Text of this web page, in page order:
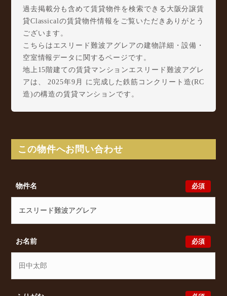
過去掲載分も含めて賃貸物件を検索できる大阪分譲賃
貸Classicalの賃貸物件情報をご覧いただきありがとう
ございます。
こちらはエスリード難波アグレアの建物詳細・設備・
空室情報データに関するページです。
地上15階建ての賃貸マンションエスリード難波アグレ
アは、 2025年9月 に完成した鉄筋コンクリート造(RC
造)の構造の賃貸マンションです。
からアクセスが可能となっております。
エスリード難波アグレアの最新の空室状況のご確認を
ションをお探しでしたら、ぜひ大阪分譲賃貸Classical
までお気軽にお問い合わせください。大阪分譲賃貸
ンライン相談も受け付けております。また、希望の条
貸物件をご提案いたします。
この物件へお問い合わせ
必須
物件名
必須
お名前